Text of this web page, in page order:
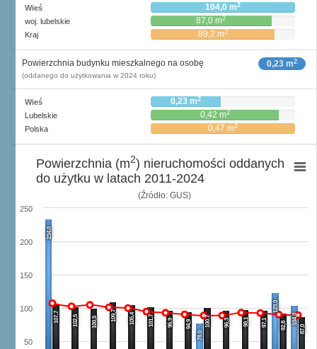
Wieś 104,0 m2
woj. lubelskie 87,0 m2
Kraj 89,2 m2
0,23 m2
Powierzchnia budynku mieszkalnego na osobę
(oddanego do użytkowania w 2024 roku)
Wieś 0,23 m2
Lubelskie 0,42 m2
Polska 0,47 m2
(Źródło: GUS)
234,0
78,0
123,0
104,0
107,7 102,5 100,5 109,7 105,4 101,7 96,9 94,9 100,7 96,3 98,1 97,1 92,8 87,0
50
100
150
200
250
Powierzchnia (m2) nieruchomości oddanych
do użytku w latach 2011-2024